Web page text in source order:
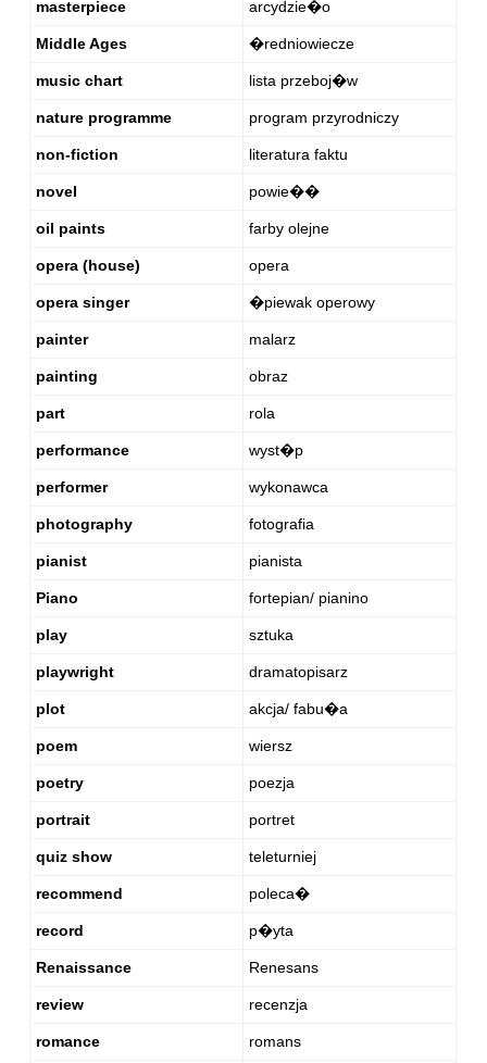
masterpiece arcydzie�o
Middle Ages �redniowiecze
music chart lista przeboj�w
nature programme program przyrodniczy
non-fiction literatura faktu
novel powie��
oil paints farby olejne
opera (house) opera
opera singer �piewak operowy
painter malarz
painting obraz
part rola
performance wyst�p
performer wykonawca
photography fotografia
pianist pianista
Piano fortepian/ pianino
play sztuka
playwright dramatopisarz
plot akcja/ fabu�a
poem wiersz
poetry poezja
portrait portret
quiz show teleturniej
recommend poleca�
record p�yta
Renaissance Renesans
review recenzja
romance romans